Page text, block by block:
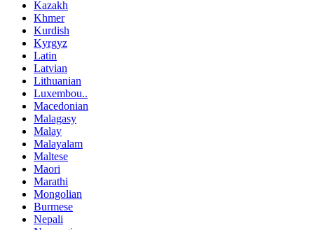
Kazakh
Khmer
Kurdish
Kyrgyz
Latin
Latvian
Lithuanian
Luxembou..
Macedonian
Malagasy
Malay
Malayalam
Maltese
Maori
Marathi
Mongolian
Burmese
Nepali